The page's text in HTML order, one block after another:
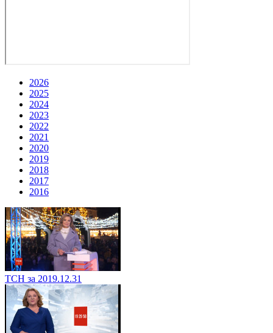
2026
2025
2024
2023
2022
2021
2020
2019
2018
2017
2016
ТСН за 2019.12.31